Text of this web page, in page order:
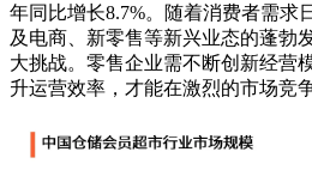
年同比增长8.7%。随着消费者需求
及电商、新零售等新兴业态的蓬勃
大挑战。零售企业需不断创新经营
升运营效率，才能在激烈的市场竞